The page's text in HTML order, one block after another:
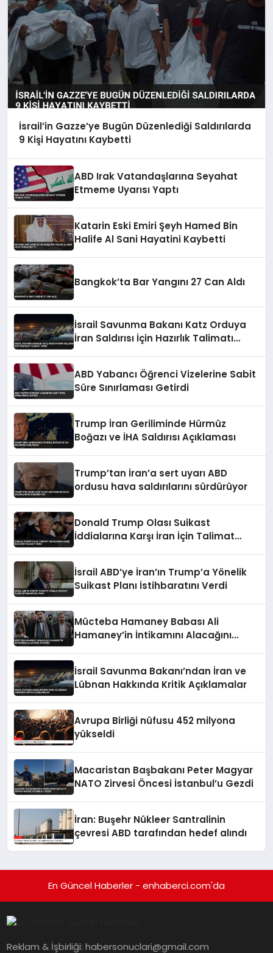
İsrail’in Gazze’ye Bugün Düzenlediği Saldırılarda
9 Kişi Hayatını Kaybetti
ABD Irak Vatandaşlarına Seyahat
Etmeme Uyarısı Yaptı
Katarin Eski Emiri Şeyh Hamed Bin
Halife Al Sani Hayatini Kaybetti
Bangkok’ta Bar Yangını 27 Can Aldı
İsrail Savunma Bakanı Katz Orduya
İran Saldırısı İçin Hazırlık Talimatı
ABD Yabancı Öğrenci Vizelerine Sabit
Süre Sınırlaması Getirdi
Trump İran Geriliminde Hürmüz
Boğazı ve İHA Saldırısı Açıklaması
Trump’tan İran’a sert uyarı ABD
ordusu hava saldırılarını sürdürüyor
Donald Trump Olası Suikast
İddialarına Karşı İran İçin Talimat
İsrail ABD’ye İran’ın Trump’a Yönelik
Suikast Planı İstihbaratını Verdi
Mücteba Hamaney Babası Ali
Hamaney’in İntikamını Alacağını
İsrail Savunma Bakanı’ndan İran ve
Lübnan Hakkında Kritik Açıklamalar
Avrupa Birliği nüfusu 452 milyona
yükseldi
Macaristan Başbakanı Peter Magyar
NATO Zirvesi Öncesi İstanbul’u Gezdi
İran: Buşehr Nükleer Santralinin
çevresi ABD tarafından hedef alındı
En Güncel Haberler - enhaberci.com'da
Reklam & İşbirliği:habersonuclari@gmail.com